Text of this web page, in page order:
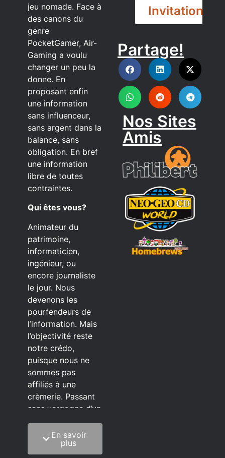
jeu nomade. Face à
des canons du
genre
PocketGamer, Air-
Gaming a voulu
changer un peu la
donne. En
proposant enfin
une information
sans influenceur,
sans argent dans la
balance, sans
obligation. En bref
une information
libre de toutes
contraintes.
Qui êtes vous?
Animateur du
patrimoine,
informaticien,
ingénieur, ou
encore journaliste
le jour. Nous
devenons les
pourfendeurs de
l’information. Mais
l’objectivité reste
notre crédo,
puisque nous ne
sommes pas
affiliés à une
crèmerie. Passant
sans vergogne d’un
C’est quoi notre
méthode?
En savoir
plus
Invitation
DISCORD
Partage!
Nos Sites
Amis